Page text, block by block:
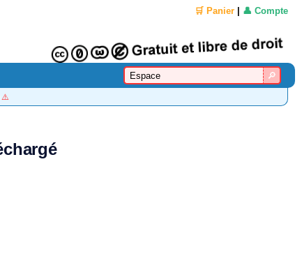
🛒 Panier 👤 Compte
⚠️